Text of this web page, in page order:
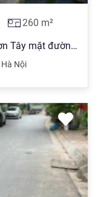
260 m²
Bán tòa nhà tại Giang Văn Minh - Sơn Tây mặt đường đang mở thông, sổ đỏ trao tay sẵn sàng
Hà Nội